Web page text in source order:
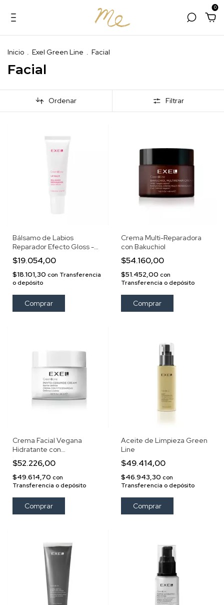
0
Inicio . Exel Green Line . Facial
Facial
Ordenar Filtrar
Bálsamo de Labios
Reparador Efecto Gloss -
Exel Green Line
$19.054,00
$18.101,30 con Transferencia
o depósito
Crema Multi-Reparadora
con Bakuchiol
$54.160,00
$51.452,00 con
Transferencia o depósito
Crema Facial Vegana
Hidratante con
Fitoceramidas Exel Green
Line
$52.226,00
$49.614,70 con
Transferencia o depósito
Aceite de Limpieza Green
Line
$49.414,00
$46.943,30 con
Transferencia o depósito